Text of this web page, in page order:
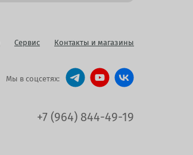
Сервис Контакты и магазины
Мы в соцсетях:
+7 (964) 844-49-19